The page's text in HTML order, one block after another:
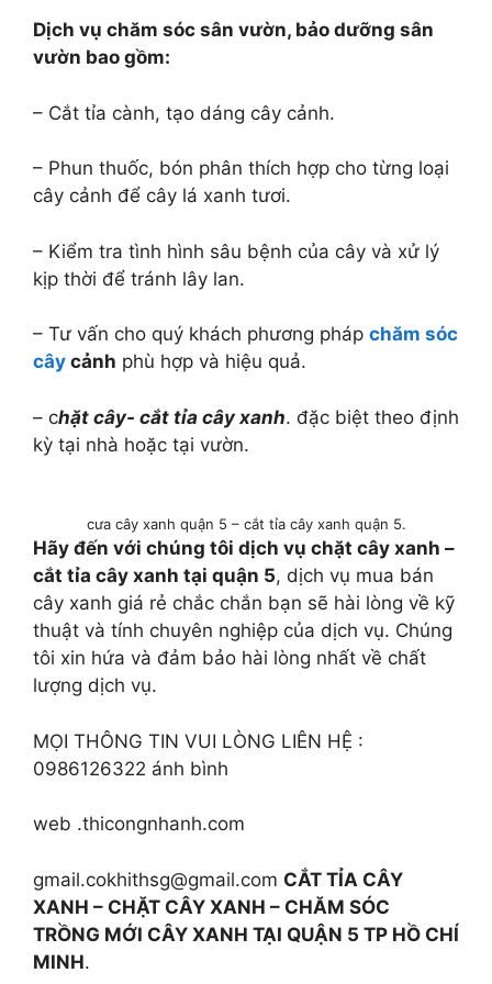
Dịch vụ chăm sóc sân vườn, bảo dưỡng sân
vườn bao gồm:
– Cắt tỉa cành, tạo dáng cây cảnh.
– Phun thuốc, bón phân thích hợp cho từng loại
cây cảnh để cây lá xanh tươi.
– Kiểm tra tình hình sâu bệnh của cây và xử lý
kịp thời để tránh lây lan.
– Tư vấn cho quý khách phương pháp chăm sóc
cây cảnh phù hợp và hiệu quả.
– chặt cây- cắt tỉa cây xanh. đặc biệt theo định
kỳ tại nhà hoặc tại vườn.
cưa cây xanh quận 5 – cắt tỉa cây xanh quận 5.
Hãy đến với chúng tôi dịch vụ chặt cây xanh –
cắt tỉa cây xanh tại quận 5, dịch vụ mua bán
cây xanh giá rẻ chắc chắn bạn sẽ hài lòng về kỹ
thuật và tính chuyên nghiệp của dịch vụ. Chúng
tôi xin hứa và đảm bảo hài lòng nhất về chất
lượng dịch vụ.
MỌI THÔNG TIN VUI LÒNG LIÊN HỆ :
0986126322 ánh bình
web .thicongnhanh.com
gmail.cokhithsg@gmail.com CẮT TỈA CÂY
XANH – CHẶT CÂY XANH – CHĂM SÓC
TRỒNG MỚI CÂY XANH TẠI QUẬN 5 TP HỒ CHÍ
MINH.